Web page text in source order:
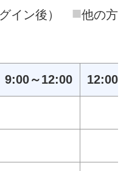
イン後） ■他の方
9:00～12:00 12:00